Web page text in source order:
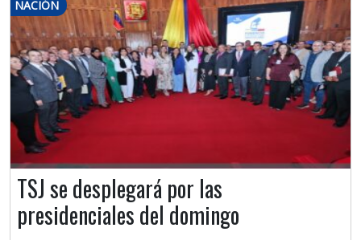
NACIÓN
TSJ se desplegará por las
presidenciales del domingo